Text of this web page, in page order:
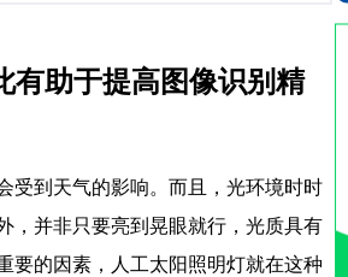
有助于提高图像识别精
受到天气的影响。而且，光环境时时
，并非只要亮到晃眼就行，光质具有
要的因素，人工太阳照明灯就在这种